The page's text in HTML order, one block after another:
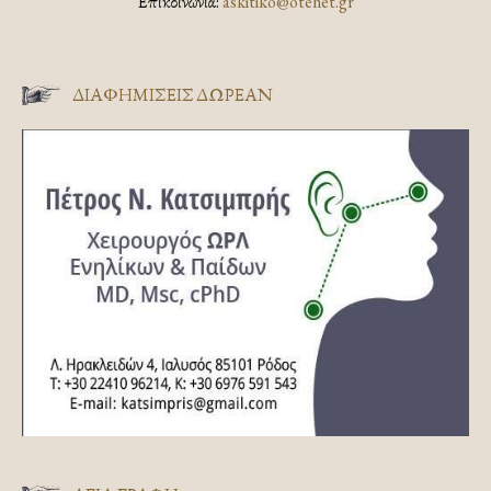
ΔΙΑΦΗΜΊΣΕΙΣ ΔΩΡΕΆΝ